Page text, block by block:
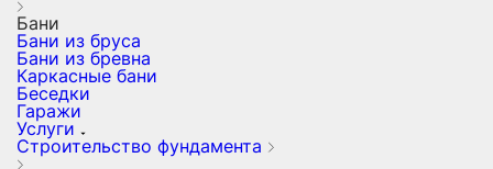
Бани
Бани из бруса
Бани из бревна
Каркасные бани
Беседки
Гаражи
Услуги
Строительство фундамента